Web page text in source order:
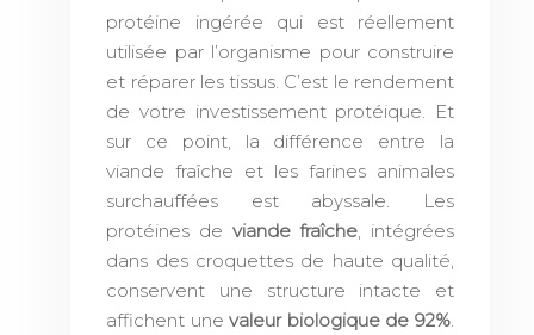
protéine ingérée qui est réellement
utilisée par l’organisme pour construire
et réparer les tissus. C’est le rendement
de votre investissement protéique. Et
sur ce point, la différence entre la
viande fraîche et les farines animales
surchauffées est abyssale. Les
protéines de viande fraîche , intégrées
dans des croquettes de haute qualité,
conservent une structure intacte et
affichent unevaleur biologique de 92%